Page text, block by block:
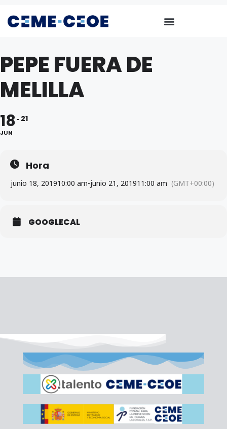
PEPE FUERA DE
MELILLA
18
JUN
21
Hora
junio 18, 201910:00 am-junio 21, 201911:00 am (GMT+00:00)
GOOGLECAL